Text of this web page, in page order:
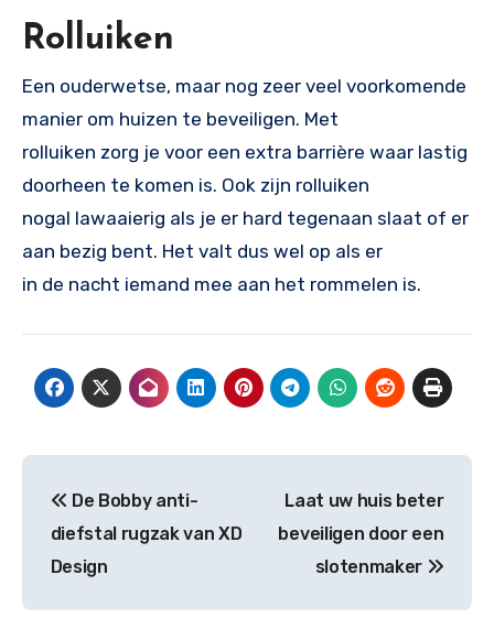
Rolluiken
Een ouderwetse, maar nog zeer veel voorkomende
manier om huizen te beveiligen. Met
rolluiken zorg je voor een extra barrière waar lastig
doorheen te komen is. Ook zijn rolluiken
nogal lawaaierig als je er hard tegenaan slaat of er
aan bezig bent. Het valt dus wel op als er
in de nacht iemand mee aan het rommelen is.
navigatie
De Bobby anti-
diefstal rugzak van XD
Design
Laat uw huis beter
beveiligen door een
slotenmaker